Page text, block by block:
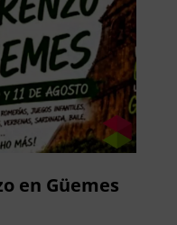
en Güemes